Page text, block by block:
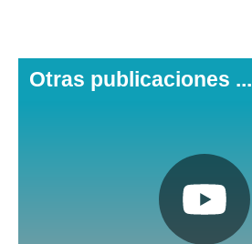
Otras publicaciones ...
Pulsa aquí